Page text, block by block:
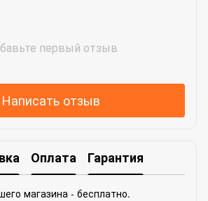
первый отзыв
Написать отзыв
Оплата Гарантия
магазина - бесплатно.